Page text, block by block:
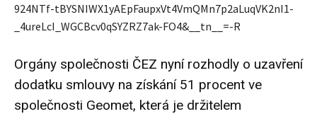
924NTf-tBYSNIWX1yAEpFaupxVt4VmQMn7p2aLuqVK2nI1-
_4ureLcI_WGCBcv0qSYZRZ7ak-FO4&__tn__=-R
Orgány společnosti ČEZ nyní rozhodly o uzavření
dodatku smlouvy na získání 51 procent ve
společnosti Geomet, která je držitelem